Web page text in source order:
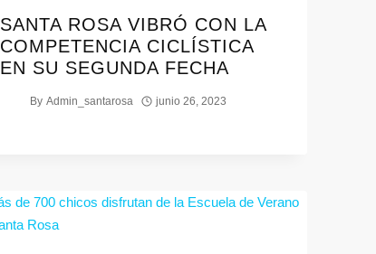
SANTA ROSA VIBRÓ CON LA
COMPETENCIA CICLÍSTICA
EN SU SEGUNDA FECHA
By Admin_santarosa junio 26, 2023